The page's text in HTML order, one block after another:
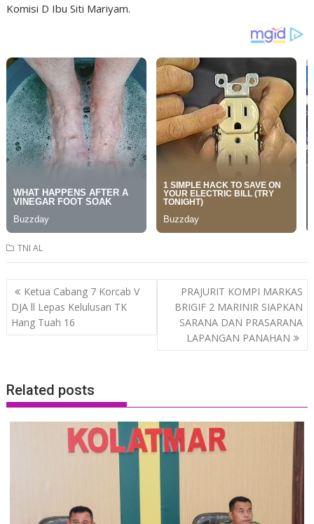
Komisi D Ibu Siti Mariyam.
TNI AL
Post
navigation
Ketua Cabang 7 Korcab V
DJA ll Lepas Kelulusan TK
Hang Tuah 16
PRAJURIT KOMPI MARKAS
BRIGIF 2 MARINIR SIAPKAN
SARANA DAN PRASARANA
LAPANGAN PANAHAN
Related posts